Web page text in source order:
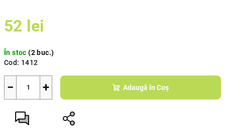
52 lei
preţ:
În stoc(2 buc.)
Cod: 1412
+
− Adaugă în Coş